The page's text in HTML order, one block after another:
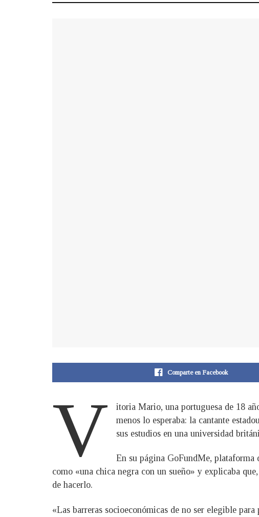
Comparte en Facebook
V
itoria Mario, una portuguesa de 18
menos lo esperaba: la cantante
sus estudios en una universidad
En su página GoFundMe,
como «una chica negra con un sueño» y explicaba
de hacerlo.
«Las barreras socioeconómicas de no ser elegible